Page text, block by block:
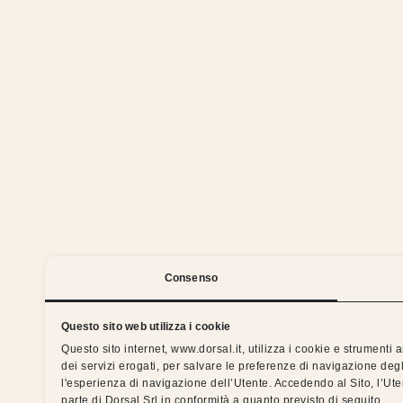
Consenso
Questo sito web utilizza i cookie
Questo sito internet, www.dorsal.it, utilizza i cookie e strumenti
dei servizi erogati, per salvare le preferenze di navigazione
l'esperienza di navigazione dell’Utente. Accedendo al Sito,
Silent nights with the Dorsal